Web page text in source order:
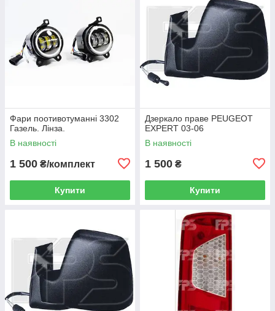
Фари поотивотуманні 3302
Газель. Лінза.
В наявності
1 500 ₴/комплект
Купити
Дзеркало праве PEUGEOT
EXPERT 03-06
В наявності
1 500 ₴
Купити